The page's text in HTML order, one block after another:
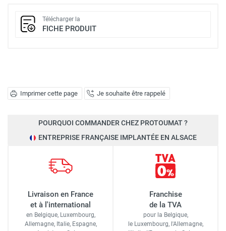
Imprimer cette page Je souhaite être rappelé
Télécharger la
FICHE PRODUIT
POURQUOI COMMANDER CHEZ PROTOUMAT ?
ENTREPRISE FRANÇAISE IMPLANTÉE EN ALSACE
Livraison en France
et à l'international
en Belgique, Luxembourg,
Allemagne, Italie, Espagne,
Franchise
de la TVA
pour la Belgique,
le Luxembourg, l'Allemagne,